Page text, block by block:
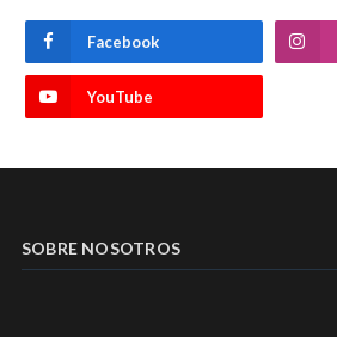
Facebook
YouTube
SOBRE NOSOTROS